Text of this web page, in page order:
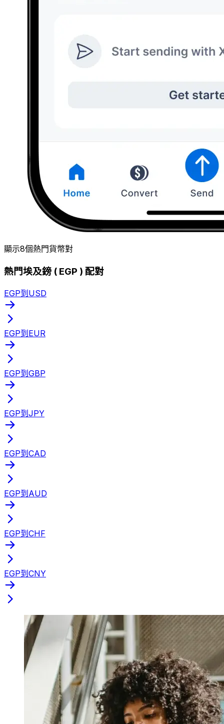
顯示8個熱門貨幣對
熱門埃及鎊 ( EGP ) 配對
EGP到USD
EGP到EUR
EGP到GBP
EGP到JPY
EGP到CAD
EGP到AUD
EGP到CHF
EGP到CNY